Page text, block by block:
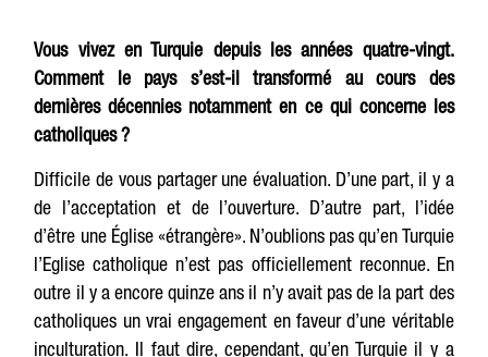
Vous vivez en Turquie depuis les années quatre-vingt.
Comment le pays s’est-il transformé au cours des
dernières décennies notamment en ce qui concerne les
catholiques ?
Difficile de vous partager une évaluation. D’une part, il y a
de l’acceptation et de l’ouverture. D’autre part, l’idée
d’être une Église «étrangère». N’oublions pas qu’en Turquie
l’Eglise catholique n’est pas officiellement reconnue. En
outre il y a encore quinze ans il n’y avait pas de la part des
catholiques un vrai engagement en faveur d’une véritable
inculturation. Il faut dire, cependant, qu’en Turquie il y a